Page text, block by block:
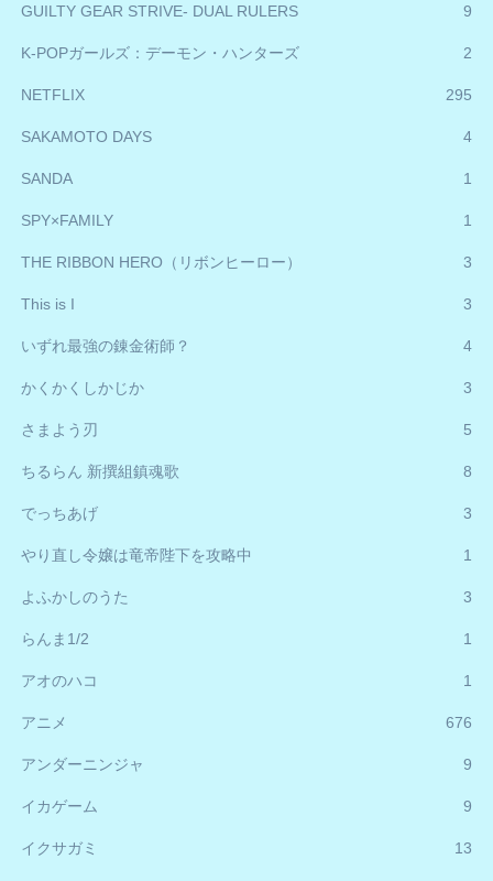
GUILTY GEAR STRIVE- DUAL RULERS 9
K-POPガールズ：デーモン・ハンターズ 2
NETFLIX 295
SAKAMOTO DAYS 4
SANDA 1
SPY×FAMILY 1
THE RIBBON HERO（リボンヒーロー） 3
This is I 3
いずれ最強の錬金術師？ 4
かくかくしかじか 3
さまよう刃 5
ちるらん 新撰組鎮魂歌 8
でっちあげ 3
やり直し令嬢は竜帝陛下を攻略中 1
よふかしのうた 3
らんま1/2 1
アオのハコ 1
アニメ 676
アンダーニンジャ 9
イカゲーム 9
イクサガミ 13